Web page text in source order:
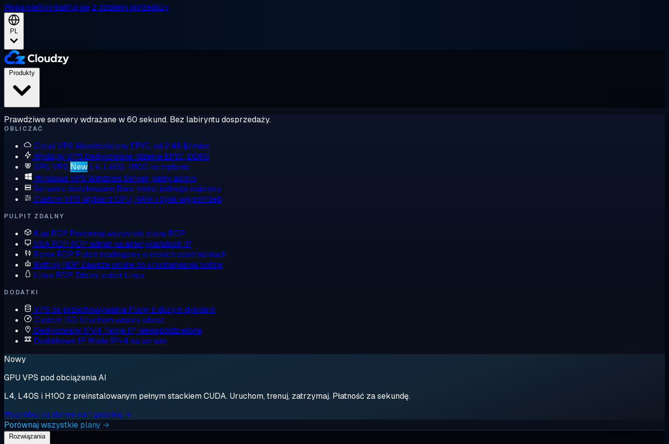
WsparcieSkontaktuj się z działem sprzedaży
PL
Prawdziwe serwery wdrażane w 60 sekund. Bez labiryntu dosprzedaży.
OBLICZAĆ
Cloud VPS Współdzielony EPYC, od 2,48 $/mies
Wydajny VPS Dedykowane rdzenie EPYC, DDR5
GPU VPS New L4, L40S, H100 na żądanie
Windows VPS Windows Server, pełny admin
Serwery dedykowane Bare metal jednego najemcy
Custom VPS Wybierz CPU, RAM i dysk wg potrzeb
PULPIT ZDALNY
Kup RDP Porównaj wszystkie plany RDP
USA RDP RDP admin na amerykańskich IP
Forex RDP Pulpit tradingowy o niskich opóźnieniach
Botting RDP Zawsze online do uruchamiania botów
Linux RDP Zdalny pulpit Linux
DODATKI
VPS do przechowywania Plany z dużym dyskiem
Custom ISO Uruchom własny obraz
Dedykowany IPv4 Twoje IP, niewspółdzielone
Dodatkowe IP Wiele IPv4 na serwer
Nowy
GPU VPS pod obciążenia AI
L4, L40S i H100 z preinstalowanym pełnym stackiem CUDA. Uruchom, trenuj, zatrzymaj. Płatność za sekundę.
Wypróbuj za darmo na 1 godzinę →
Porównaj wszystkie plany →
Rozwiązania